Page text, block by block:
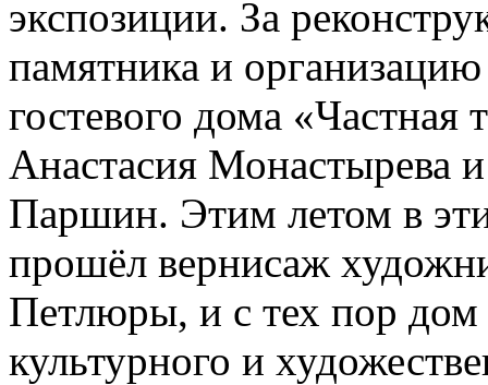
экспозиции. За
памятника и
гостевого дома
Анастасия Монастырева
Паршин. Этим летом в
прошёл вернисаж
Петлюры, и с тех пор дом
культурного и